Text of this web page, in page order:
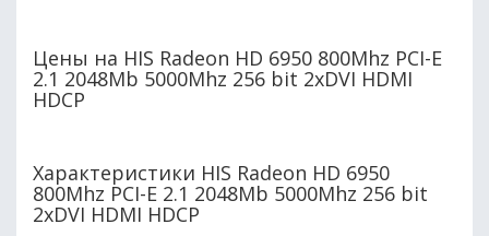
Цены на HIS Radeon HD 6950 800Mhz PCI-E
2.1 2048Mb 5000Mhz 256 bit 2xDVI HDMI
HDCP
Характеристики HIS Radeon HD 6950
800Mhz PCI-E 2.1 2048Mb 5000Mhz 256 bit
2xDVI HDMI HDCP